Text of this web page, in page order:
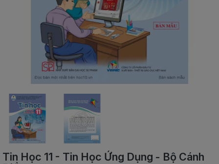
SÁCH
NGOẠI
NGỮ
VPP
-
ĐỒ
DÙNG
SINH
Tin Học 11 - Tin Học Ứng Dụng - Bộ Cánh